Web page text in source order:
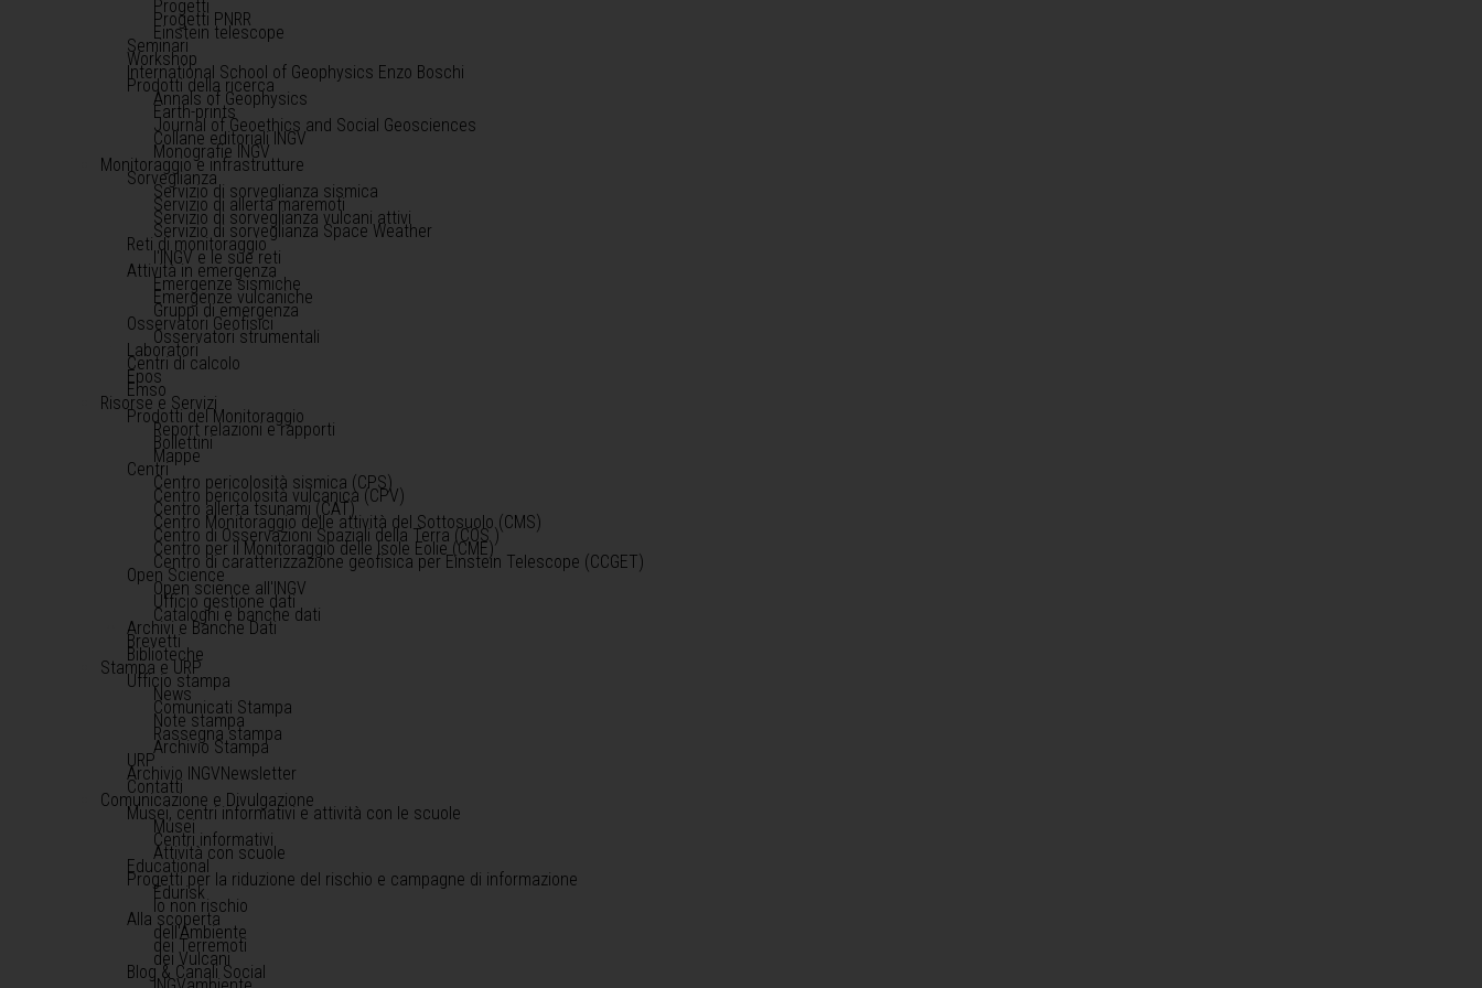
Progetti
Progetti PNRR
Einstein telescope
Seminari
Workshop
International School of Geophysics Enzo Boschi
Prodotti della ricerca
Annals of Geophysics
Earth-prints
Journal of Geoethics and Social Geosciences
Collane editoriali INGV
Monografie INGV
Monitoraggio e infrastrutture
Sorveglianza
Servizio di sorveglianza sismica
Servizio di allerta maremoti
Servizio di sorveglianza vulcani attivi
Servizio di sorveglianza Space Weather
Reti di monitoraggio
l'INGV e le sue reti
Attività in emergenza
Emergenze sismiche
Emergenze vulcaniche
Gruppi di emergenza
Osservatori Geofisici
Osservatori strumentali
Laboratori
Centri di calcolo
Epos
Emso
Risorse e Servizi
Prodotti del Monitoraggio
Report relazioni e rapporti
Bollettini
Mappe
Centri
Centro pericolosità sismica (CPS)
Centro pericolosità vulcanica (CPV)
Centro allerta tsunami (CAT)
Centro Monitoraggio delle attività del Sottosuolo (CMS)
Centro di Osservazioni Spaziali della Terra (COS )
Centro per il Monitoraggio delle Isole Eolie (CME)
Centro di caratterizzazione geofisica per Einstein Telescope (CCGET)
Open Science
Open science all'INGV
Ufficio gestione dati
Cataloghi e banche dati
Archivi e Banche Dati
Brevetti
Biblioteche
Stampa e URP
Ufficio stampa
News
Comunicati Stampa
Note stampa
Rassegna stampa
Archivio Stampa
URP
Archivio INGVNewsletter
Contatti
Comunicazione e Divulgazione
Musei, centri informativi e attività con le scuole
Musei
Centri informativi
Attività con scuole
Educational
Progetti per la riduzione del rischio e campagne di informazione
Edurisk
Io non rischio
Alla scoperta
dell'Ambiente
dei Terremoti
dei Vulcani
Blog & Canali Social